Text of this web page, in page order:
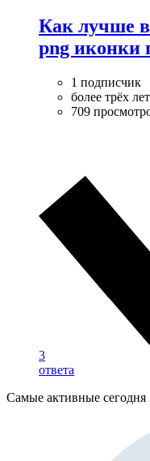
Как лучше
png иконки
1 подписчик
более трёх
709
3
ответа
Самые активные сегодня